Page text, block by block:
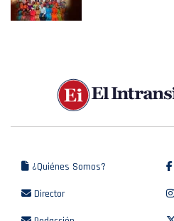
¿Quiénes Somos?
Director